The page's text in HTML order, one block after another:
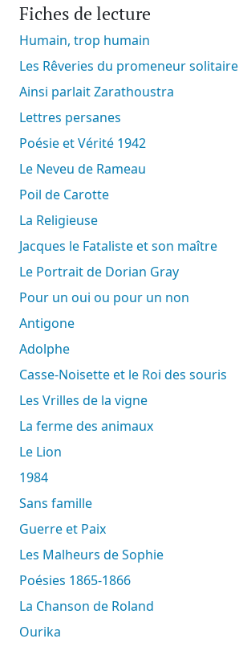
Fiches de lecture
Humain, trop humain
Les Rêveries du promeneur solitaire
Ainsi parlait Zarathoustra
Lettres persanes
Poésie et Vérité 1942
Le Neveu de Rameau
Poil de Carotte
La Religieuse
Jacques le Fataliste et son maître
Le Portrait de Dorian Gray
Pour un oui ou pour un non
Antigone
Adolphe
Casse-Noisette et le Roi des souris
Les Vrilles de la vigne
La ferme des animaux
Le Lion
1984
Sans famille
Guerre et Paix
Les Malheurs de Sophie
Poésies 1865-1866
La Chanson de Roland
Ourika